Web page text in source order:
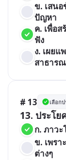
ข. เสนอ
ปัญหา
ค. เพื่อ
ฟัง
ง. เผยแ
สาธาร
# 13 เลือก
13. ประโ
ก. ภาวะ
ข. เพรา
ต่างๆ